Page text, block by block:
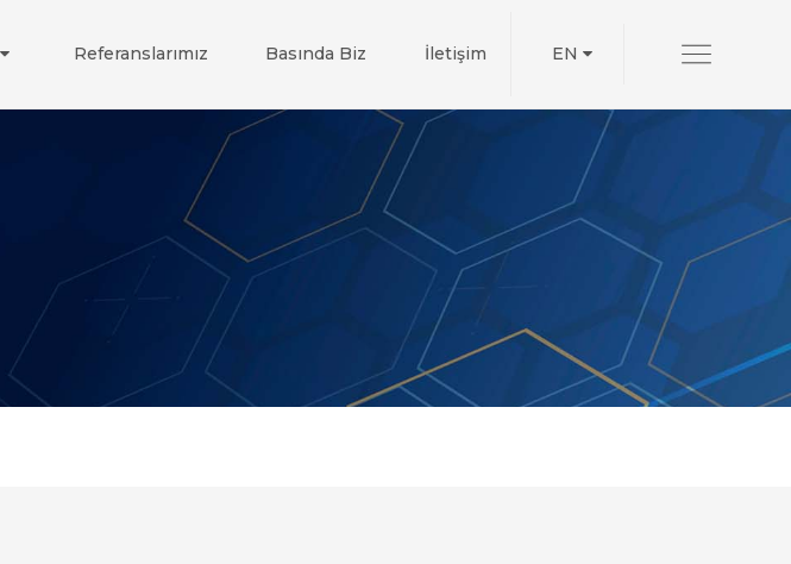
Referanslarımız Basında Biz İletişim EN ×